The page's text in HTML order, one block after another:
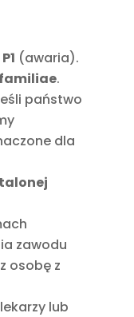
(awaria).
.
państwo
dla
zawodu
osobę z
lub